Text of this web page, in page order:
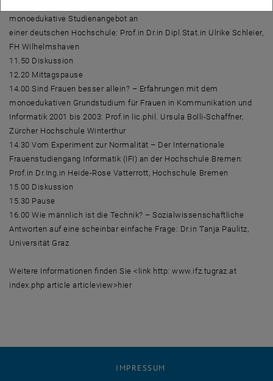
monoedukative Studienangebot an
einer deutschen Hochschule: Prof.in Dr.in Dipl.Stat.in Ulrike Schleier,
FH Wilhelmshaven
11.50 Diskussion
12.20 Mittagspause
14.00 Sind Frauen besser allein? – Erfahrungen mit dem
monoedukativen Grundstudium für Frauen in Kommunikation und
Informatik 2001 bis 2003: Prof.in lic.phil. Ursula Bolli-Schaffner,
Zürcher Hochschule Winterthur
14.30 Vom Experiment zur Normalität – Der Internationale
Frauenstudiengang Informatik (IFI) an der Hochschule Bremen:
Prof.in Dr.Ing.in Heide-Rose Vatterrott, Hochschule Bremen
15.00 Diskussion
15.30 Pause
16.00 Wie männlich ist die Technik? – Sozialwissenschaftliche
Antworten auf eine scheinbar einfache Frage: Dr.in Tanja Paulitz,
Universität Graz
Weitere Informationen finden Sie <link http: www.ifz.tugraz.at
index.php article articleview>hier
IMPRESSUM